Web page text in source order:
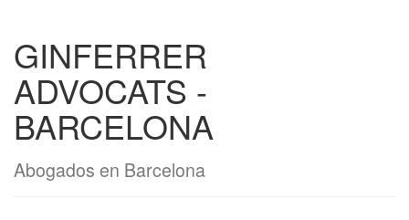
GINFERRER
ADVOCATS -
BARCELONA
Abogados en Barcelona